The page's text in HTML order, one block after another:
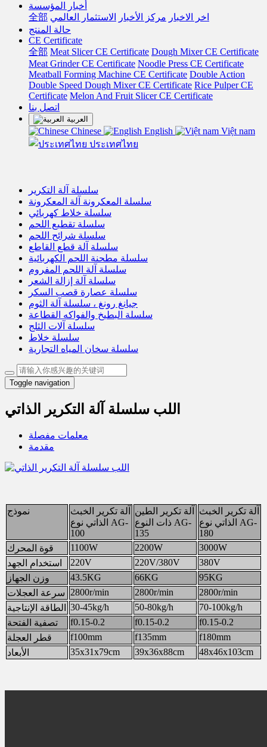
أخبار المؤسسة
全部
اخر الاخبار مركز الأخبار
الاستثمار العالمي
حالة المنتج
CE Certificate
全部 Meat Slicer CE Certificate Dough Mixer CE Certificate
Meat Grinder CE Certificate Noodle Press CE Certificate
Meatball Forming Machine CE Certificate Double Action
Double Speed Dough Mixer CE Certificate Rice Pulper CE
Certificate Melon And Fruit Slicer CE Certificate
اتصل بنا
العربية
Chinese English
Việt nam
ประเทศไทย
سلسلة آلة التكرير
سلسلة المعكرونة آلة المعكرونة
سلسلة خلاط كهربائي
سلسلة تقطيع اللحم
سلسلة شرائح اللحم
سلسلة آلة قطع القاطع
سلسلة مطحنة اللحم الكهربائية
سلسلة آلة اللحم المفروم
سلسلة آلة إزالة الشعر
سلسلة عصارة قصب السكر
جيانغ رونغ ، سلسلة آلة الثوم
سلسلة البطيخ والفواكه القطاعة
سلسلة آلات الثلج
سلسلة خلاط
سلسلة سخان المياه التجارية
Toggle navigation
اللب سلسلة آلة التكرير الذاتي
معلمات مفصلة
مقدمة
نموذج
آلة تكرير الخبث
الذاتي نوع AG-
100
آلة تكرير الطين
ذات النوع AG-
135
آلة تكرير الخبث
الذاتي نوع AG-
180
قوة المحرك
1100W 2200W
3000W
استخدام الجهد
220V 220V/380V
380V
وزن الجهاز
43.5KG 66KG
95KG
سرعة العجلات
2800r/min 2800r/min
2800r/min
الطاقة الإنتاجية
30-45kg/h 50-80kg/h
70-100kg/h
تصفية الفتحة
f0.15-0.2 f0.15-0.2
f0.15-0.2
قطر العجلة
f100mm f135mm
f180mm
الأبعاد
35x31x79cm 39x36x88cm 48x46x103cm